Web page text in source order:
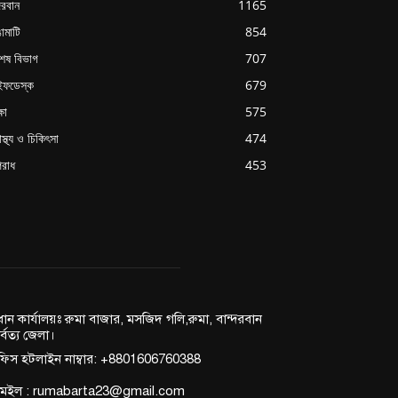
1165
854
বিভাগ
707
679
575
ও চিকিৎসা
474
453
কার্যালয়ঃ রুমা বাজার, মসজিদ গলি,রুমা, বান্দরবান
জেলা।
হটলাইন নাম্বার: +8801606760388
: rumabarta23@gmail.com